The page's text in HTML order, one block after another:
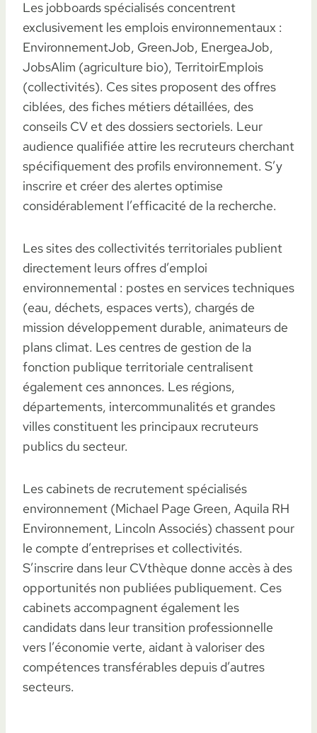
Les jobboards spécialisés concentrent
exclusivement les emplois environnementaux :
EnvironnementJob, GreenJob, EnergeaJob,
JobsAlim (agriculture bio), TerritoirEmplois
(collectivités). Ces sites proposent des offres
ciblées, des fiches métiers détaillées, des
conseils CV et des dossiers sectoriels. Leur
audience qualifiée attire les recruteurs cherchant
spécifiquement des profils environnement. S’y
inscrire et créer des alertes optimise
considérablement l’efficacité de la recherche.
Les sites des collectivités territoriales publient
directement leurs offres d’emploi
environnemental : postes en services techniques
(eau, déchets, espaces verts), chargés de
mission développement durable, animateurs de
plans climat. Les centres de gestion de la
fonction publique territoriale centralisent
également ces annonces. Les régions,
départements, intercommunalités et grandes
villes constituent les principaux recruteurs
publics du secteur.
Les cabinets de recrutement spécialisés
environnement (Michael Page Green, Aquila RH
Environnement, Lincoln Associés) chassent pour
le compte d’entreprises et collectivités.
S’inscrire dans leur CVthèque donne accès à des
opportunités non publiées publiquement. Ces
cabinets accompagnent également les
candidats dans leur transition professionnelle
vers l’économie verte, aidant à valoriser des
compétences transférables depuis d’autres
secteurs.